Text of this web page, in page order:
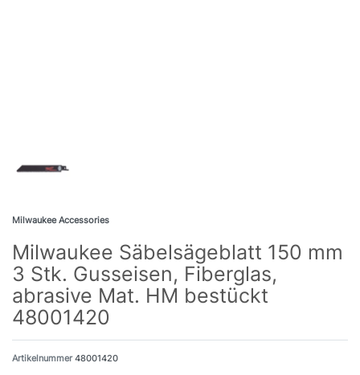
Milwaukee Accessories
Milwaukee Säbelsägeblatt 150 mm
3 Stk. Gusseisen, Fiberglas,
abrasive Mat. HM bestückt
48001420
Artikelnummer48001420